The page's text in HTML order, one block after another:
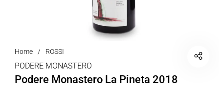
Home / ROSSI
PODERE MONASTERO
Podere Monastero La Pineta 2018